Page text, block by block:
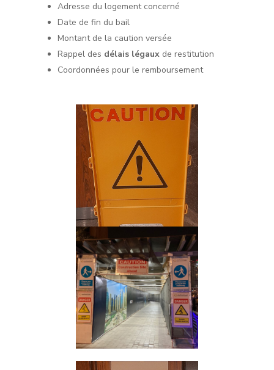
Adresse du logement concerné
Date de fin du bail
Montant de la caution versée
Rappel des délais légaux de restitution
Coordonnées pour le remboursement